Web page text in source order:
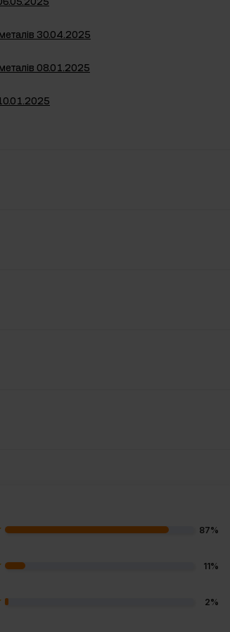
30.04.2025
08.01.2025
87%
11%
2%